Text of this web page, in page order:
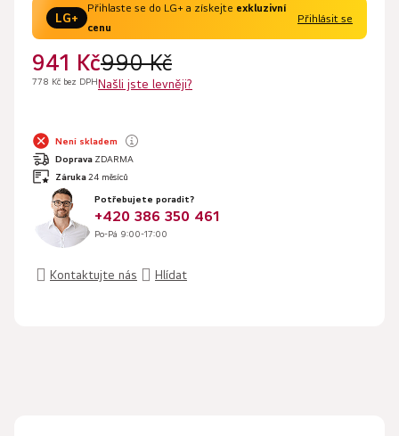
LG+
Přihlaste se do LG+ a získejte exkluzivní
cenu
Přihlásit se
990 Kč
941 Kč
778 Kč bez DPHNašli jste levněji?
Není skladem
Doprava ZDARMA
Záruka 24 měsíců
Potřebujete poradit?
+420 386 350 461
Po-Pá 9:00-17:00
Kontaktujte nás Hlídat